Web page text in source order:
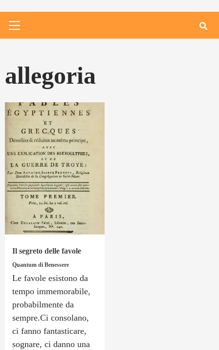
Menu
allegoria
Il segreto delle favole
Quantum di Benessere
Le favole esistono da
tempo immemorabile,
probabilmente da
sempre.Ci consolano,
ci fanno fantasticare,
sognare, ci danno una